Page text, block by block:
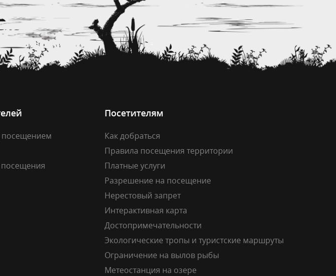
посещением
посещения
Посетителям
Как добраться
Правила посещения территории
Платные услуги
Разрешение на посещение
Нерестовый запрет
Интерактивная карта
Достопримечательности
Экологические тропы и туристские маршруты
Ограничение на вылов рыбы
Метеостанция на озере